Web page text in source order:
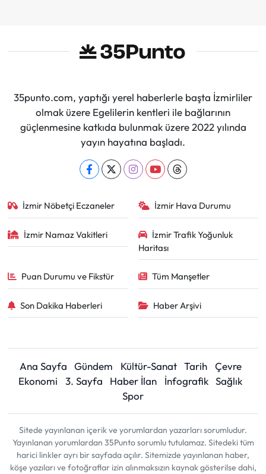
35punto.com, yaptığı yerel haberlerle başta İzmirliler
olmak üzere Egelilerin kentleri ile bağlarının
güçlenmesine katkıda bulunmak üzere 2022 yılında
yayın hayatına başladı.
İzmir Nöbetçi Eczaneler İzmir Hava Durumu
İzmir Namaz Vakitleri
İzmir Trafik Yoğunluk
Haritası
Puan Durumu ve Fikstür Tüm Manşetler
Son Dakika Haberleri Haber Arşivi
Ana Sayfa Gündem Kültür-Sanat Tarih
Çevre
Ekonomi
3. Sayfa Haber İlan İnfografik Sağlık
Spor
Sitede yayınlanan içerik ve yorumlardan yazarları sorumludur.
Yayınlanan yorumlardan 35Punto sorumlu tutulamaz. Sitedeki tüm
harici linkler ayrı bir sayfada açılır. Sitemizde yayınlanan haber,
köşe yazıları ve fotoğraflar izin alınmaksızın kaynak gösterilse dahi,